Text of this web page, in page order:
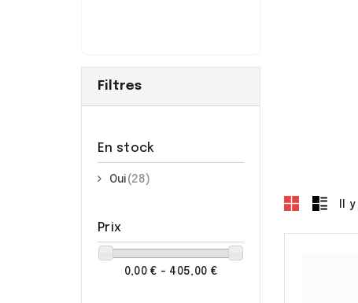
Filtres
En stock
Oui (28)
Prix
0,00 € - 405,00 €
Il